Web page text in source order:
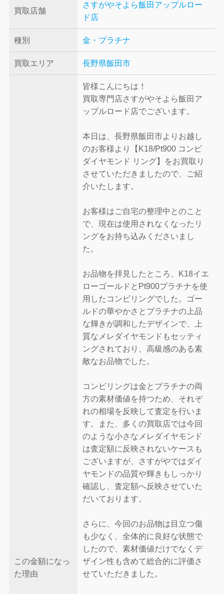
買取店舗
さすがやそよら飯田アップルロー
ド店
種別 金・プラチナ
買取エリア 長野県飯田市
この金額になっ
た理由
皆様こんにちは！
買取専門店さすがやそよら飯田ア
ップルロード店でございます。
本日は、長野県飯田市よりお越し
のお客様より【K18/Pt900 コンビ
ダイヤモンド リング】をお買取り
させていただきましたので、ご紹
介いたします。
お客様はご自宅の整理中とのこと
で、現在は使用されなくなったリ
ングをお持ち込みくださいまし
た。
お品物を拝見したところ、K18イエ
ローゴールドとPt900プラチナを使
用したコンビリングでした。ゴー
ルドの華やかさとプラチナの上品
な輝きが調和したデザインで、上
質なメレダイヤモンドもセッティ
ングされており、高級感のある素
敵なお品物でした。
コンビリングは金とプラチナの両
方の素材価値を持つため、それぞ
れの相場を反映して査定を行いま
す。また、多くの買取店では今回
のような小さなメレダイヤモンド
は査定額に反映されないケースも
ございますが、さすがやではダイ
ヤモンドの品質や輝きもしっかり
確認し、査定額へ反映させていた
だいております。
さらに、今回のお品物は目立つ傷
も少なく、全体的に良好な状態で
したので、素材価値だけでなくデ
ザイン性も含めて総合的に評価さ
せていただきました。